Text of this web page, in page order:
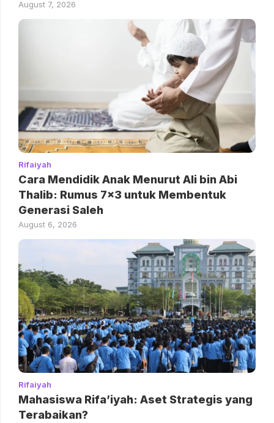
August 7, 2026
Rifaiyah
Cara Mendidik Anak Menurut Ali bin Abi
Thalib: Rumus 7×3 untuk Membentuk
Generasi Saleh
August 6, 2026
Rifaiyah
Mahasiswa Rifa’iyah: Aset Strategis yang
Terabaikan?